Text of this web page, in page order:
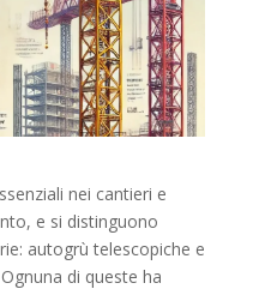
nei cantieri e
e si distinguono
autogrù telescopiche e
di queste ha